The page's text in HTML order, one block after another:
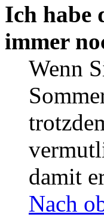
Ich habe
immer
Wenn
damit
Nach